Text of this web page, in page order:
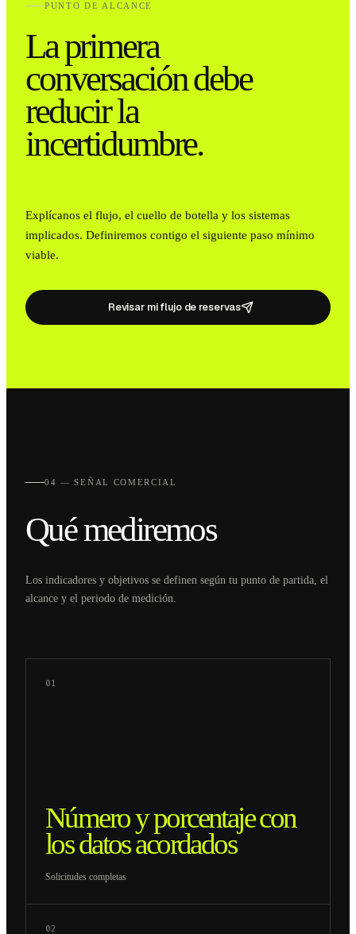
PUNTO DE ALCANCE
La primera
conversación debe
reducir la
incertidumbre.
Explícanos el flujo, el cuello de botella y los sistemas
implicados. Definiremos contigo el siguiente paso mínimo
viable.
Revisar mi flujo de reservas
04 — SEÑAL COMERCIAL
Qué mediremos
Los indicadores y objetivos se definen según tu punto de partida, el
alcance y el periodo de medición.
01
Número y porcentaje con
los datos acordados
Solicitudes completas
02